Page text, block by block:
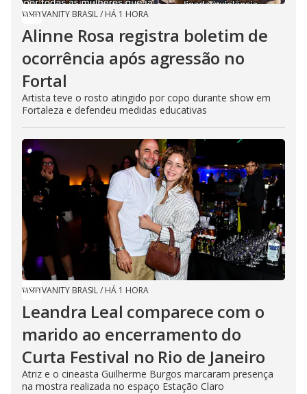
VANITY BRASIL/ HÁ 1 HORA
Alinne Rosa registra boletim de
ocorrência após agressão no
Fortal
Artista teve o rosto atingido por copo durante show em
Fortaleza e defendeu medidas educativas
VANITY BRASIL/ HÁ 1 HORA
Leandra Leal comparece com o
marido ao encerramento do
Curta Festival no Rio de Janeiro
Atriz e o cineasta Guilherme Burgos marcaram presença
na mostra realizada no espaço Estação Claro